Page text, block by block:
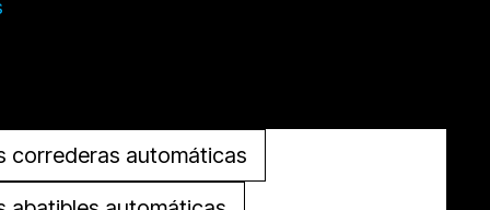
correderas automáticas